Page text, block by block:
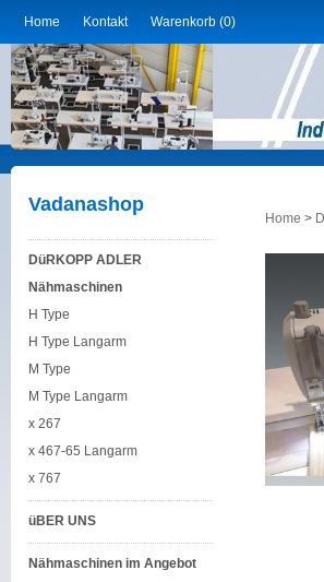
Home Kontakt Warenkorb (0)
Vadanashop
DüRKOPP ADLER
Nähmaschinen
H Type
H Type Langarm
M Type
M Type Langarm
x 267
x 467-65 Langarm
x 767
üBER UNS
Nähmaschinen im Angebot
Home >